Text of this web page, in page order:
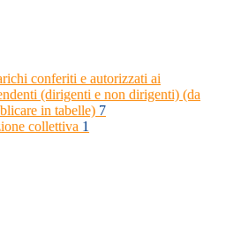
conferiti e autorizzati ai
(dirigenti e non dirigenti) (da
in tabelle) 7
collettiva 1